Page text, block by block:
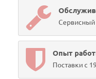
Сервисный
Опыт
Поставки с